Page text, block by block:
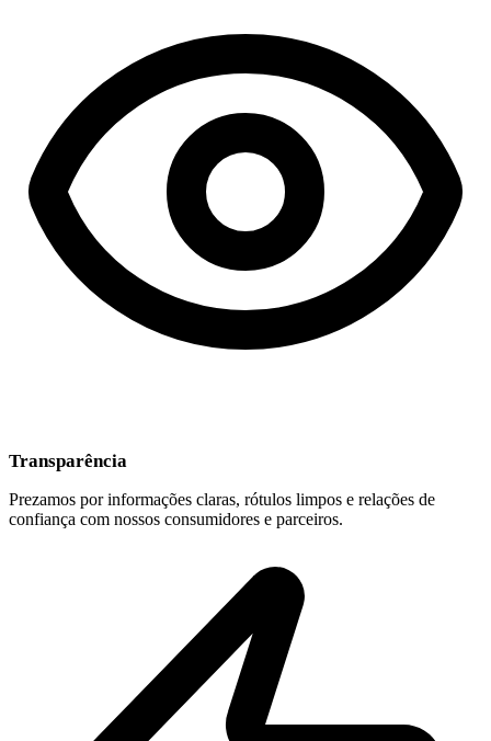
Transparência
Prezamos por informações claras, rótulos limpos e relações de
confiança com nossos consumidores e parceiros.